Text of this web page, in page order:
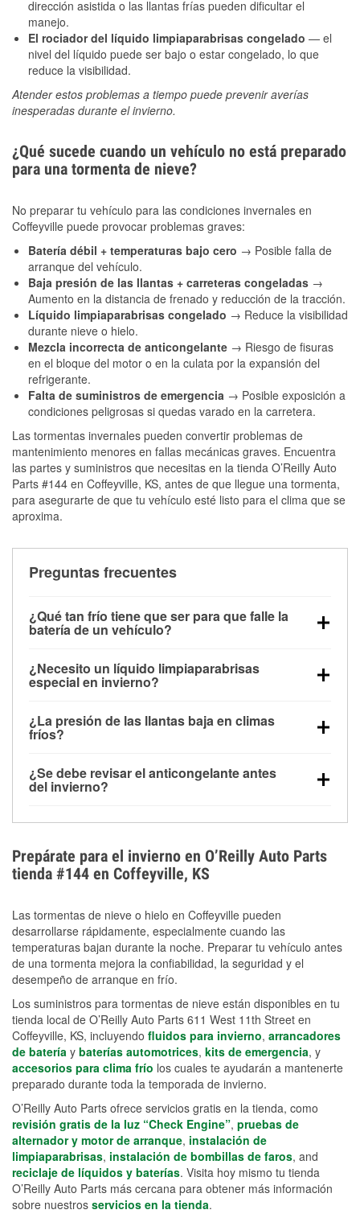
dirección asistida o las llantas frías pueden dificultar el
manejo.
El rociador del líquido limpiaparabrisas congelado — el
nivel del líquido puede ser bajo o estar congelado, lo que
reduce la visibilidad.
Atender estos problemas a tiempo puede prevenir averías
inesperadas durante el invierno.
¿Qué sucede cuando un vehículo no está preparado
para una tormenta de nieve?
No preparar tu vehículo para las condiciones invernales en
Coffeyville puede provocar problemas graves:
Batería débil + temperaturas bajo cero → Posible falla de
arranque del vehículo.
Baja presión de las llantas + carreteras congeladas →
Aumento en la distancia de frenado y reducción de la tracción.
Líquido limpiaparabrisas congelado → Reduce la visibilidad
durante nieve o hielo.
Mezcla incorrecta de anticongelante → Riesgo de fisuras
en el bloque del motor o en la culata por la expansión del
refrigerante.
Falta de suministros de emergencia → Posible exposición a
condiciones peligrosas si quedas varado en la carretera.
Las tormentas invernales pueden convertir problemas de
mantenimiento menores en fallas mecánicas graves. Encuentra
las partes y suministros que necesitas en la tienda O’Reilly Auto
Parts #144 en Coffeyville, KS, antes de que llegue una tormenta,
para asegurarte de que tu vehículo esté listo para el clima que se
aproxima.
Preguntas frecuentes
¿Qué tan frío tiene que ser para que falle la
batería de un vehículo?
debajo de los 32 °F y puede perder hasta la mitad de
su potencia de arranque cerca de los 0 °F, lo que
arranque.
¿Necesito un líquido limpiaparabrisas
especial en invierno?
la congelación y ayuda a disolver la sal y la nieve
derretida en la carretera para mejorar la visibilidad.
¿La presión de las llantas baja en climas
fríos?
alrededor de 1 PSI por cada 10 °F que baja la
temperatura. Puedes obtener más información sobre
¿Se debe revisar el anticongelante antes
del invierno?
el sobrecalentamiento en condiciones de frío
extremo. Aprende cómo comprobar la protección
anticongelante en nuestra sección How-To.
Prepárate para el invierno en O’Reilly Auto Parts
tienda #144 en Coffeyville, KS
Las tormentas de nieve o hielo en Coffeyville pueden
desarrollarse rápidamente, especialmente cuando las
temperaturas bajan durante la noche. Preparar tu vehículo antes
de una tormenta mejora la confiabilidad, la seguridad y el
desempeño de arranque en frío.
Los suministros para tormentas de nieve están disponibles en tu
tienda local de O’Reilly Auto Parts 611 West 11th Street en
Coffeyville, KS, incluyendo fluidos para invierno, arrancadores
de batería y baterías automotrices, kits de emergencia, y
accesorios para clima frío los cuales te ayudarán a mantenerte
preparado durante toda la temporada de invierno.
O’Reilly Auto Parts ofrece servicios gratis en la tienda, como
revisión gratis de la luz “Check Engine”, pruebas de
alternador y motor de arranque, instalación de
limpiaparabrisas, instalación de bombillas de faros, and
reciclaje de líquidos y baterías. Visita hoy mismo tu tienda
O’Reilly Auto Parts más cercana para obtener más información
sobre nuestros servicios en la tienda.